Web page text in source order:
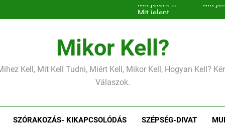
Mikor Kell?
Kell, Mit Kell Tudni, Miért Kell, Mikor Kell, Hogyan Kell?
Válaszok.
SZÓRAKOZÁS- KIKAPCSOLÓDÁS SZÉPSÉG-DIVAT